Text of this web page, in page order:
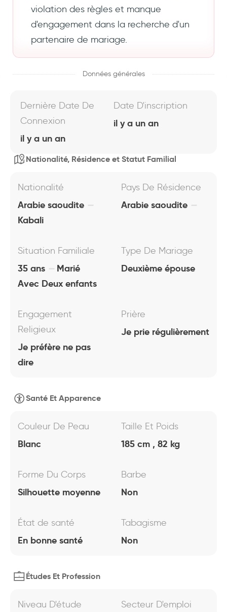
violation des règles et manque
d'engagement dans la recherche d'un
partenaire de mariage.
Données générales
Dernière Date De
Connexion
il y a un an
Date D'inscription
il y a un an
Nationalité, Résidence et Statut Familial
Nationalité
Arabie saoudite
Kabali
Pays De Résidence
Arabie saoudite
Situation Familiale
35 ans
Marié
Avec Deux enfants
Type De Mariage
Deuxième épouse
Engagement
Religieux
Je préfère ne pas
dire
Prière
Je prie régulièrement
Santé Et Apparence
Couleur De Peau
Blanc
Taille Et Poids
185 cm , 82 kg
Forme Du Corps
Silhouette moyenne
Barbe
Non
État de santé
En bonne santé
Tabagisme
Non
Études Et Profession
Niveau D'étude Secteur D'emploi